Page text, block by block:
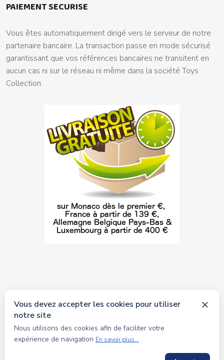
PAIEMENT SECURISE
Vous êtes automatiquement dirigé vers le serveur de notre
partenaire bancaire. La transaction passe en mode sécurisé
garantissant que vos références bancaires ne transitent en
aucun cas ni sur le réseau ni même dans la société Toys
Collection.
© 2026 tous droits réservés Toyscollection. Réalisation
oceanesoft.com
Vous devez accepter les cookies pour utiliser
notre site
Nous utilisons des cookies afin de faciliter votre
expérience de navigation En savoir plus...